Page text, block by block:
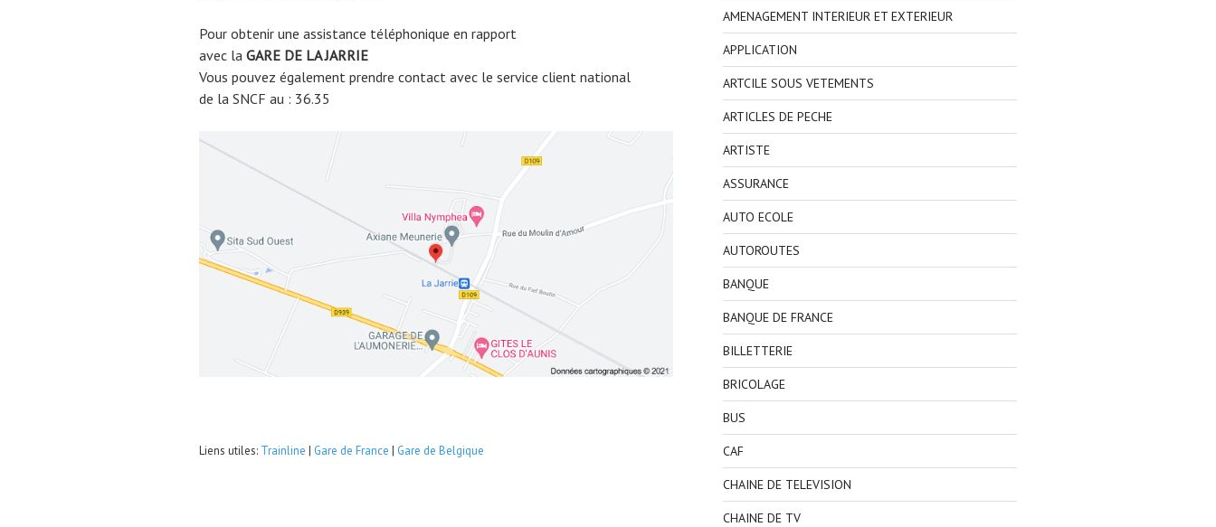
Pour obtenir une assistance téléphonique en rapport
avec la GARE DE LA JARRIE
Vous pouvez également prendre contact avec le service client national
de la SNCF au : 36.35
Liens utiles: Trainline | Gare de France | Gare de Belgique
AMENAGEMENT INTERIEUR ET EXTERIEUR
APPLICATION
ARTCILE SOUS VETEMENTS
ARTICLES DE PECHE
ARTISTE
ASSURANCE
AUTO ECOLE
AUTOROUTES
BANQUE
BANQUE DE FRANCE
BILLETTERIE
BRICOLAGE
BUS
CAF
CHAINE DE TELEVISION
CHAINE DE TV